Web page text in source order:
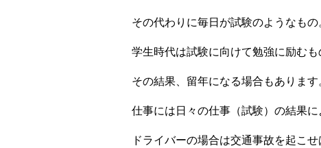
その代わりに毎日が試験のようなもの
学生時代は試験に向けて勉強に励むも
その結果、留年になる場合もあります
仕事には日々の仕事（試験）の結果
ドライバーの場合は交通事故を起こ